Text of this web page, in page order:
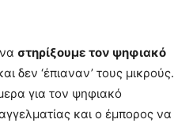
στηρίξουμε τον ψηφιακό
δεν ‘έπιαναν’ τους μικρούς.
για τον ψηφιακό
και ο έμπορος να